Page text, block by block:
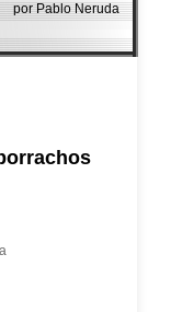
por Pablo Neruda